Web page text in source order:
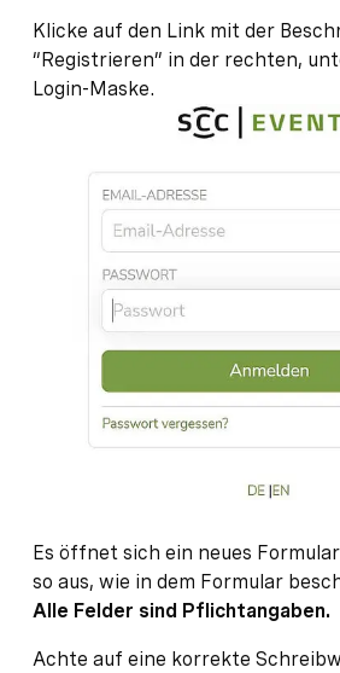
Klicke auf den Link mit der
“Registrieren” in der rechten,
Login-Maske.
Es öffnet sich ein neues
so aus, wie in dem Formular
Alle Felder sind Pflichtangaben.
Achte auf eine korrekte